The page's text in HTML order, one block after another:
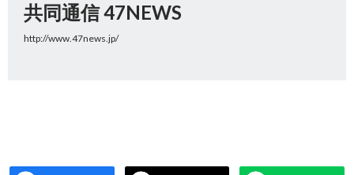
共同通信 47NEWS
http://www.47news.jp/